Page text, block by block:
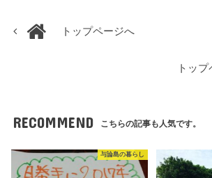
トップページへ
トッ
RECOMMEND こちらの記事も人気です。
与論島の暮らし